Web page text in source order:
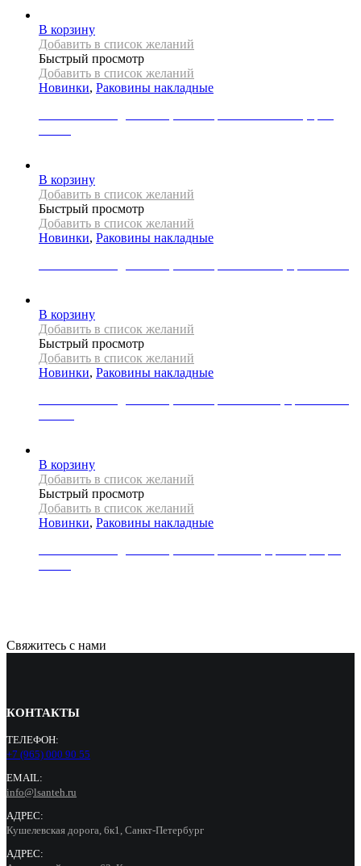
В корзину
Добавить в список желаний
Быстрый просмотр
Добавить в список желаний
Новинки, Раковины накладные
В корзину
Добавить в список желаний
Быстрый просмотр
Добавить в список желаний
Новинки, Раковины накладные
В корзину
Добавить в список желаний
Быстрый просмотр
Добавить в список желаний
Новинки, Раковины накладные
В корзину
Добавить в список желаний
Быстрый просмотр
Добавить в список желаний
Новинки, Раковины накладные
Свяжитесь с нами
КОНТАКТЫ
ТЕЛЕФОН:
+7 (965) 000 90 55
EMAIL:
info@lsanteh.ru
АДРЕС:
Кушелевская дорога, 6к1, Санкт-Петербург
АДРЕС: